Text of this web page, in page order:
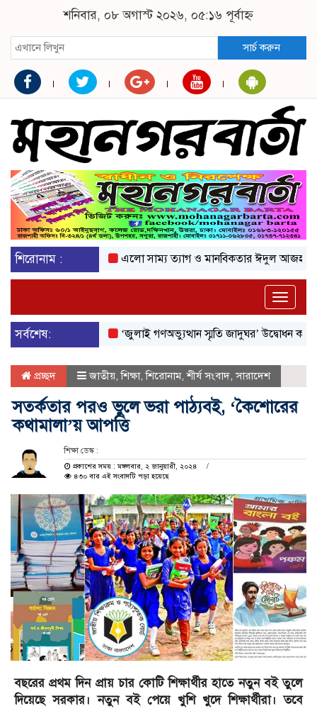
শনিবার, ০৮ অগাস্ট ২০২৬, ০৫:১৬ পূর্বাহ্ন
সার্চ করুন
শিরোনাম : এলো সাম্য ত্যাগ ও মানবিকতার ঈদুল আজহা
Toggle
সর্বশেষ:
‘জুলাই গণঅভ্যুত্থান স্মৃতি জাদুঘর’ উদ্বোধন করলেন
প্রচ্ছদ জাতীয়,শিক্ষা,শিরোনাম,শীর্ষ সংবাদ,সারাদেশ
সতর্কতার পরও ভুলে ভরা পাঠ্যবই, ‘কৈশোরের
কথামালা’য় আপত্তি
শিক্ষা ডেস্ক :
প্রকাশের সময় : মঙ্গলবার, ২ জানুয়ারী, ২০২৪
৪৩০ বার এই সংবাদটি পড়া হয়েছে
বছরের প্রথম দিন প্রায় চার কোটি শিক্ষার্থীর হাতে নতুন বই তুলে
দিয়েছে সরকার। নতুন বই পেয়ে খুশি খুদে শিক্ষার্থীরা। তবে